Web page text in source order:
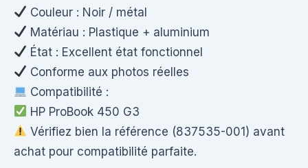
Couleur : Noir / métal
Matériau : Plastique + aluminium
État : Excellent état fonctionnel
Conforme aux photos réelles
Compatibilité :
HP ProBook 450 G3
Vérifiez bien la référence (837535-001) avant
achat pour compatibilité parfaite.